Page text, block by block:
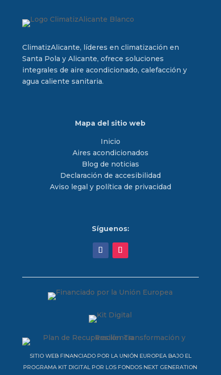
ClimatizAlicante, líderes en climatización en
Santa Pola y Alicante, ofrece soluciones
integrales de aire acondicionado, calefacción y
agua caliente sanitaria.
Mapa del sitio web
Inicio
Aires acondicionados
Blog de noticias
Declaración de accesibilidad
Aviso legal y política de privacidad
Síguenos:
SITIO WEB FINANCIADO POR LA UNIÓN EUROPEA BAJO EL
PROGRAMA KIT DIGITAL POR LOS FONDOS NEXT GENERATION